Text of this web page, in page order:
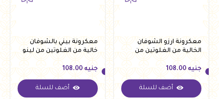
معكرونة ارزو الشوفان
الخالية من الغلوتين من
لينو250 جرام
جنيه
جنيه 108.00
أضف للسلة
معكرونة بيني بالشوفان
خالية من الغلوتين من لينو
250 جرام
جنيه
جنيه 108.00
أضف للسلة